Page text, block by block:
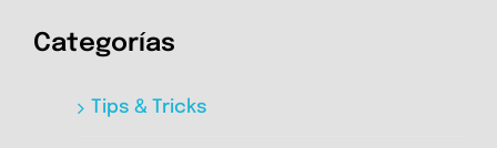
Categorías
Tips & Tricks